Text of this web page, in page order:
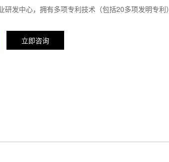
研发中心，拥有多项专利技术（包括20多项发明专利）
立即咨询